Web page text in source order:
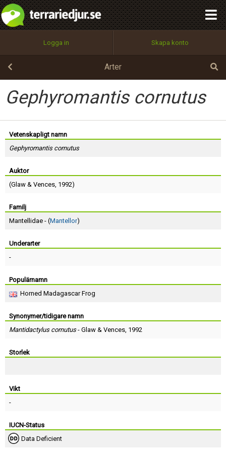
Logga in Skapa konto
Arter
Gephyromantis cornutus
Vetenskapligt namn
Gephyromantis cornutus
Auktor
(Glaw & Vences, 1992)
Familj
Mantellidae - (Mantellor)
Underarter
-
Populärnamn
Horned Madagascar Frog
Synonymer/tidigare namn
Mantidactylus cornutus- Glaw & Vences, 1992
Storlek
Vikt
-
IUCN-Status
Data Deficient
Utför
100%
OK
integritetspolicy
Namn:
Epost:
Användarnamn:
Lösenord:
Terms of Service
Begär nytt lösenord
Tillbaka till förstasidan